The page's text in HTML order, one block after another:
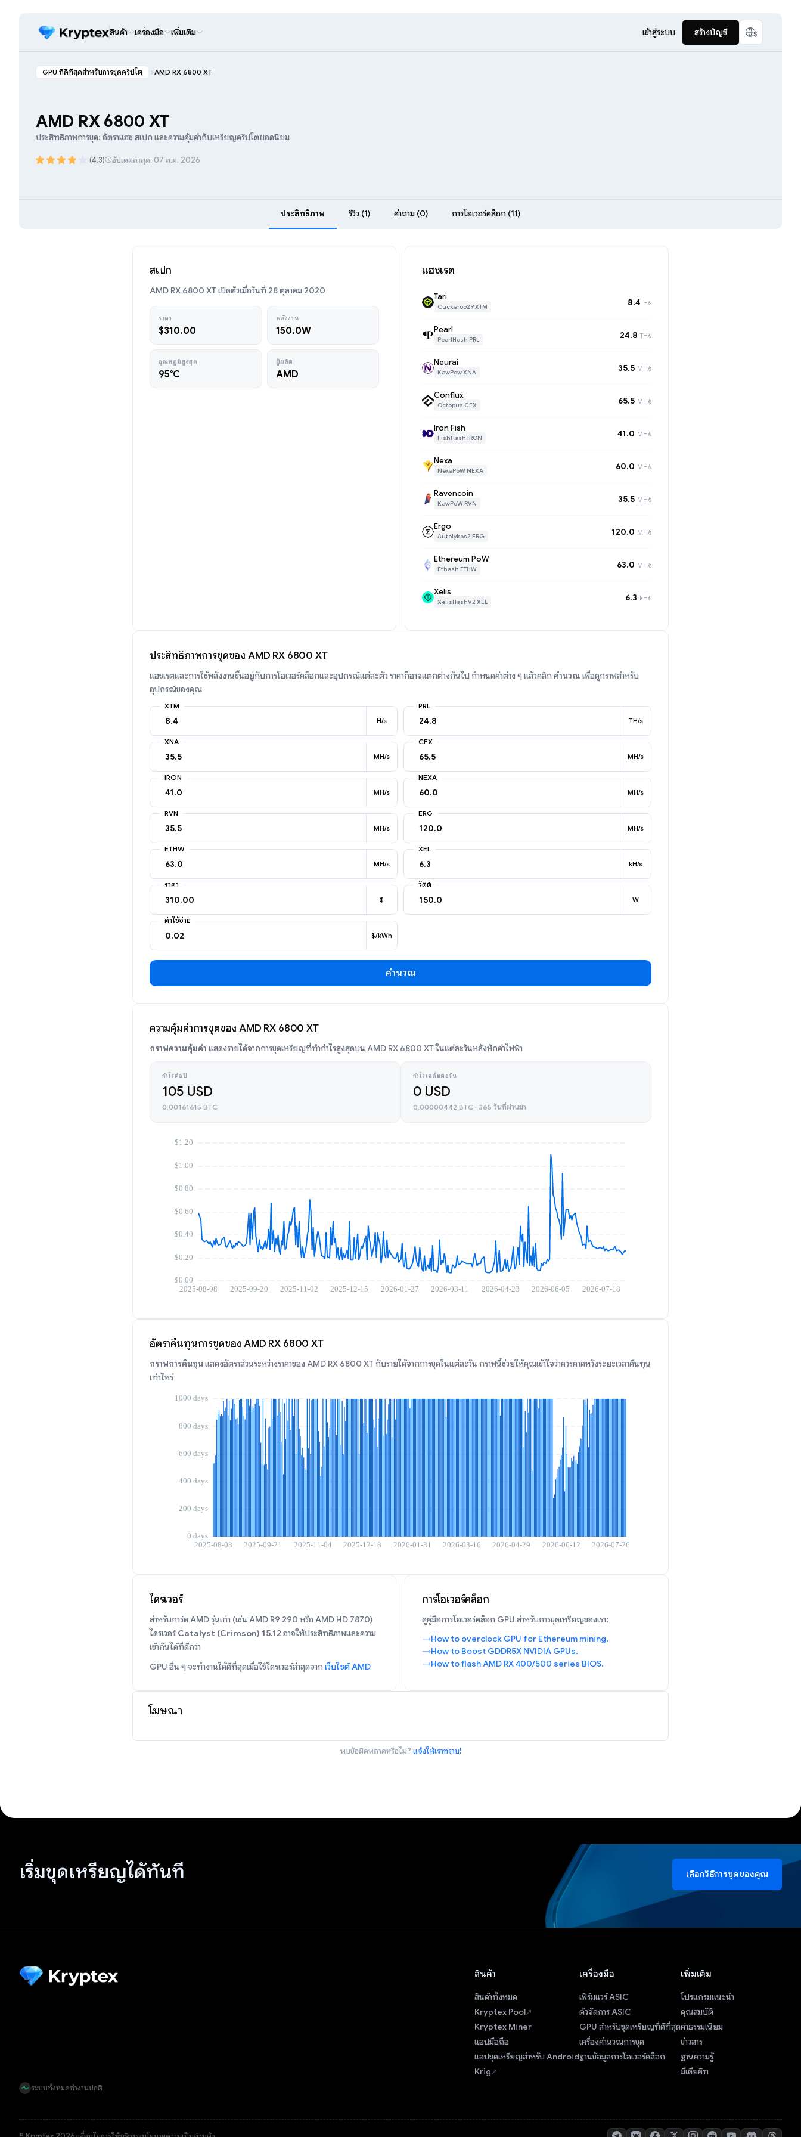
สินค้า เครื่องมือ เพิ่มเติม เข้าสู่ระบบ สร้างบัญชี
GPU ที่ดีที่สุดสำหรับการขุดคริปโต AMD RX 6800 XT
AMD RX 6800 XT
ประสิทธิภาพการขุด: อัตราแฮช สเปก และความคุ้มค่ากับเหรียญคริปโตยอดนิยม
(4.3) อัปเดตล่าสุด: 07 ส.ค. 2026
ประสิทธิภาพ รีวิว (1) คำถาม (0) การโอเวอร์คล็อก (11)
สเปก
AMD RX 6800 XT เปิดตัวเมื่อวันที่ 28 ตุลาคม 2020
ราคา
$310.00
พลังงาน
150.0W
อุณหภูมิสูงสุด
95°C
ผู้ผลิต
AMD
แฮชเรต
Tari
Cuckaroo29 XTM 8.4 H/s
Pearl
PearlHash PRL 24.8 TH/s
Neurai
KawPow XNA 35.5 MH/s
Conflux
Octopus CFX 65.5 MH/s
Iron Fish
FishHash IRON 41.0 MH/s
Nexa
NexaPoW NEXA 60.0 MH/s
Ravencoin
KawPoW RVN 35.5 MH/s
Ergo
Autolykos2 ERG 120.0 MH/s
Ethereum PoW
Ethash ETHW 63.0 MH/s
Xelis
XelisHashV2 XEL 6.3 kH/s
ประสิทธิภาพการขุดของ AMD RX 6800 XT
แฮชเรตและการใช้พลังงานขึ้นอยู่กับการโอเวอร์คล็อกและอุปกรณ์แต่ละตัว ราคาก็อาจแตกต่างกันไป กำหนดค่าต่าง ๆ แล้วคลิก คำนวณ เพื่อดูกราฟสำหรับ
อุปกรณ์ของคุณ
XTM
H/s
PRL
TH/s
XNA
MH/s
CFX
MH/s
IRON
MH/s
NEXA
MH/s
RVN
MH/s
ERG
MH/s
ETHW
MH/s
XEL
kH/s
ราคา
$
วัตต์
W
ค่าใช้จ่าย
$/kWh
คำนวณ
ความคุ้มค่าการขุดของ AMD RX 6800 XT
กราฟความคุ้มค่า แสดงรายได้จากการขุดเหรียญที่ทำกำไรสูงสุดบน AMD RX 6800 XT ในแต่ละวันหลังหักค่าไฟฟ้า
กำไรต่อปี
105 USD
0.00161615 BTC
กำไรเฉลี่ยต่อวัน
0 USD
0.00000442 BTC · 365 วันที่ผ่านมา
อัตราคืนทุนการขุดของ AMD RX 6800 XT
กราฟการคืนทุนแสดงอัตราส่วนระหว่างราคาของ AMD RX 6800 XT กับรายได้จากการขุดในแต่ละวัน กราฟนี้ช่วยให้คุณเข้าใจว่าควรคาดหวังระยะเวลาคืนทุน
เท่าไหร่
ไดรเวอร์
สำหรับการ์ด AMD รุ่นเก่า (เช่น AMD R9 290 หรือ AMD HD 7870)
ไดรเวอร์Catalyst (Crimson) 15.12 อาจให้ประสิทธิภาพและความ
เข้ากันได้ที่ดีกว่า
GPU อื่น ๆ จะทำงานได้ดีที่สุดเมื่อใช้ไดรเวอร์ล่าสุดจาก เว็บไซต์ AMD
การโอเวอร์คล็อก
ดูคู่มือการโอเวอร์คล็อก GPU สำหรับการขุดเหรียญของเรา:
How to overclock GPU for Ethereum mining.
How to Boost GDDR5X NVIDIA GPUs.
How to flash AMD RX 400/500 series BIOS.
โฆษณา
พบข้อผิดพลาดหรือไม่? แจ้งให้เราทราบ!
เริ่มขุดเหรียญได้ทันที เลือกวิธีการขุดของคุณ
ระบบทั้งหมดทำงานปกติ
สินค้า
สินค้าทั้งหมด
Kryptex Pool
Kryptex Miner
แอปมือถือ
แอปขุดเหรียญสำหรับ Android
Krig
เครื่องมือ
เฟิร์มแวร์ ASIC
ตัวจัดการ ASIC
GPU สำหรับขุดเหรียญที่ดีที่สุด
เครื่องคำนวณการขุด
ฐานข้อมูลการโอเวอร์คล็อก
เพิ่มเติม
โปรแกรมแนะนำ
คุณสมบัติ
ค่าธรรมเนียม
ข่าวสาร
ฐานความรู้
มีเดียคิท